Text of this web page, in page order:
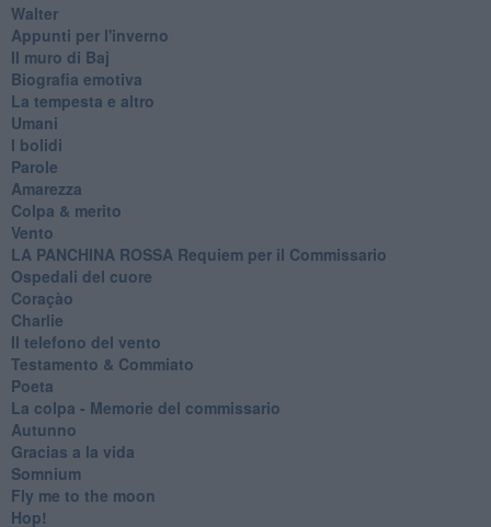
Walter
Appunti per l'inverno
Il muro di Baj
Biografia emotiva
La tempesta e altro
Umani
I bolidi
Parole
Amarezza
Colpa & merito
Vento
​LA PANCHINA ROSSA Requiem per il Commissario
Ospedali del cuore
Coraçào
Charlie
Il telefono del vento
Testamento & Commiato
Poeta
​La colpa - Memorie del commissario
Autunno
Gracias a la vida
Somnium
Fly me to the moon
Hop!